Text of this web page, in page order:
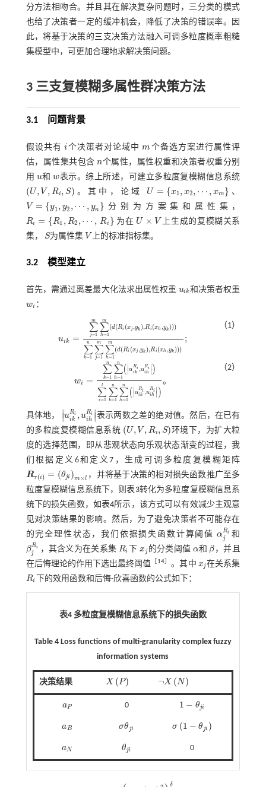
分方法相吻合。并且其在解决复杂问题时，三分类的模式
也给了决策者一定的缓冲机会，降低了决策的错误率。因
此，将基于决策的三支决策方法融入可调多粒度概率粗糙
集模型中，可更加合理地求解决策问题。
3 三支复模糊多属性群决策方法
3.1 问题背景
假设共有 i
i 个决策者对论域中 m
m 个备选方案进行属性评
估，属性集共包含 n
n个属性，属性权重和决策者权重分别
用 u
u和 w
w表示。综上所述，可建立多粒度复模糊信息系统
(U, V , Ri , S)
U,V , Ri ,S 。其中，论域 U = {x1, x2, ⋯ , xm}
U x1 x2,⋯,xm 、
V = {y1 , y2 ,⋯ , yn }
V y1 y2,⋯,yn 分别为方案集和属性集，
Ri = {R1 , R2 ,⋯ , Ri }
Ri= R1 R2,⋯ ,Ri 为在 U × V
U× V
上生成的复模糊关系
集，
S
S 为属性集 V
V 上的标准指标集。
3.2 模型建立
首先，需通过离差最大化法求出属性权重 uik
uik 和决策者权重
wi
wi ：
uik =
∑
j=1
m ∑
h=1
m
(d(Ri (xj ,yk),Ri(xh ,yk)))
∑
k=1
n ∑
j=1
m ∑
h=1
m
(d(Ri (xj ,yk), Ri(xh ,yk)))
;
uik= ∑j= 1m∑h=1mdRixj,yk,Rixh,yk∑k=1 n
（1）
wi =
∑
k=1
n ∑
h=1
n ( ∣
∣u
Ri
ik ,u
Ri
ih
∣
∣)
∑
i=1
l ∑
k=1
n ∑
h=1
n (∣
∣u
Ri
ik ,u
Ri
ih
∣
∣ )
。
wi= ∑k 1n h 1n ui R uih R i∑
（2）
具体地， ∣∣uRi
ik ,uRi
ih
∣∣
uikRi ,uihRi表示两数之差的绝对值。然后，在已有
的多粒度复模糊信息系统 (U, V , Ri , S)
U,V , Ri ,S
环境下，为扩大粒
度的选择范围，即从悲观状态向乐观状态渐变的过程，我
们根据定义6和定义7，生成可调多粒度复模糊矩阵
Rτ(i) = (θji )m×l
Rτi=θj m× l
，并将基于决策的相对损失函数推广至多
粒度复模糊信息系统下，则表3转化为多粒度复模糊信息系
统下的损失函数，如表4所示，该方式可以有效减少主观意
见对决策结果的影响。然后，为了避免决策者不可能存在
的完全理性状态，我们依据损失函数计算阈值 αRi
j
αjRi 和
βRi
j
βjRi ，其含义为在关系集 Ri
Ri 下 x j
xj 的分类阈值 α
α和 β
β ，并且
在后悔理论的作用下选出最终阈值
14 。其中 xj
xj 在关系集
Ri
Ri 下的效用函数和后悔-欣喜函数的公式如下：
表4 多粒度复模糊信息系统下的损失函数
Table 4 Loss functions of multi-granularity complex fuzzy
information systems
决策结果 X (P)
XP ¬X (N)
¬XN
aP
aP 0 1 − θji
1- θji
aB
aB σθ ji
σθji σ (1 − θ ji )
σ1-θj i
aN
aN θji
θji 0
δ